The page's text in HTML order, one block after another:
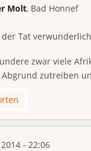
Molt, Bad Honnef
der Tat
zwar viele
zutreiben
- 22:06